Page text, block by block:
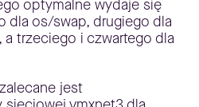
optymalne wydaje się
dla os/swap, drugiego dla
trzeciego i czwartego dla
jest